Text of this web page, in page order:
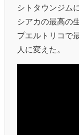
シトタウンジム
シアカの最高の
プエルトリコで
人に変えた。